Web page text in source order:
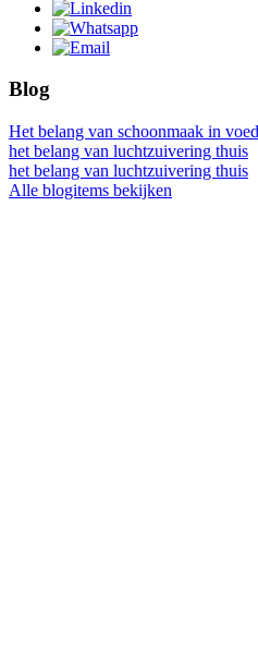
Blog
Het belang van schoonmaak in
het belang van luchtzuivering thuis
het belang van luchtzuivering thuis
Alle blogitems bekijken